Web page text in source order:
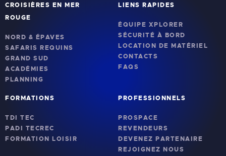
CROISIÈRES EN MER
ROUGE
NORD & ÉPAVES
SAFARIS REQUINS
GRAND SUD
ACADÉMIES
PLANNING
LIENS RAPIDES
ÉQUIPE XPLORER
SÉCURITÉ À BORD
LOCATION DE MATÉRIEL
CONTACTS
FAQS
FORMATIONS
TDI TEC
PADI TECREC
FORMATION LOISIR
PROFESSIONNELS
PROSPACE
REVENDEURS
DEVENEZ PARTENAIRE
REJOIGNEZ NOUS